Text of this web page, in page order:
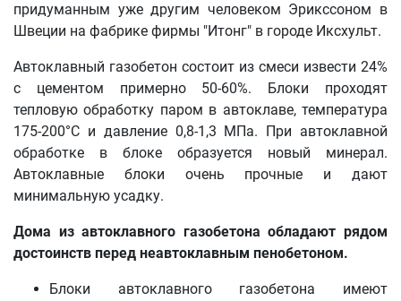
придуманным уже другим человеком Эрикссоном в
Швеции на фабрике фирмы "Итонг" в городе Иксхульт.
Автоклавный газобетон состоит из смеси извести 24%
с цементом примерно 50-60%. Блоки проходят
тепловую обработку паром в автоклаве, температура
175-200°С и давление 0,8-1,3 МПа. При автоклавной
обработке в блоке образуется новый минерал.
Автоклавные блоки очень прочные и дают
минимальную усадку.
Дома из автоклавного газобетона обладают рядом
достоинств перед неавтоклавным пенобетоном.
Блоки автоклавного газобетона имеют